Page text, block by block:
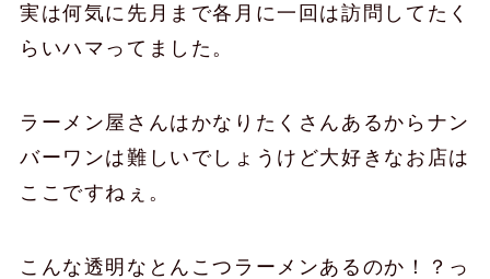
実は何気に先月まで各月に一回は訪問してたく
らいハマってました。
ラーメン屋さんはかなりたくさんあるからナン
バーワンは難しいでしょうけど大好きなお店は
ここですねぇ。
こんな透明なとんこつラーメンあるのか！？っ